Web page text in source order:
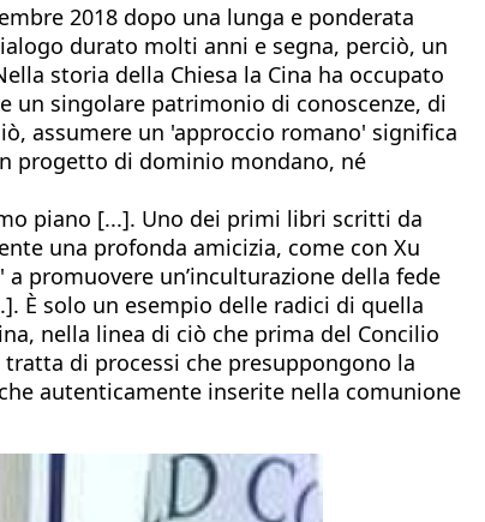
2018 dopo una lunga e ponderata
durato molti anni e segna, perciò, un
storia della Chiesa la Cina ha occupato
un singolare patrimonio di conoscenze, di
assumere un 'approccio romano' significa
progetto di dominio mondano, né
piano [...]. Uno dei primi libri scritti da
una profonda amicizia, come con Xu
promuovere un’inculturazione della fede
È solo un esempio delle radici di quella
nella linea di ciò che prima del Concilio
di processi che presuppongono la
autenticamente inserite nella comunione